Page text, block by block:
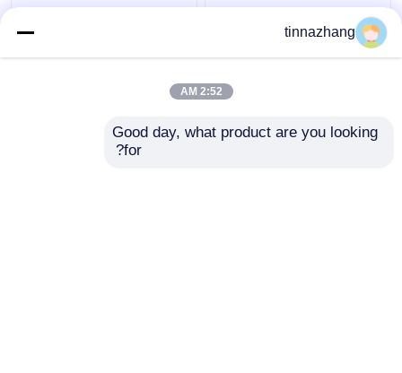
المسيل للدموع المقاومة
الهيدروليكية ختم الشفة،
المقاومة المذيبات
tinnazhang
2:52 AM
Good day, what product are you looking
for?